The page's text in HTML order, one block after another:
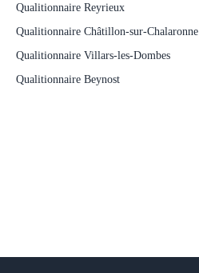
Qualitionnaire Reyrieux
Qualitionnaire Châtillon-sur-Chalaronne
Qualitionnaire Villars-les-Dombes
Qualitionnaire Beynost